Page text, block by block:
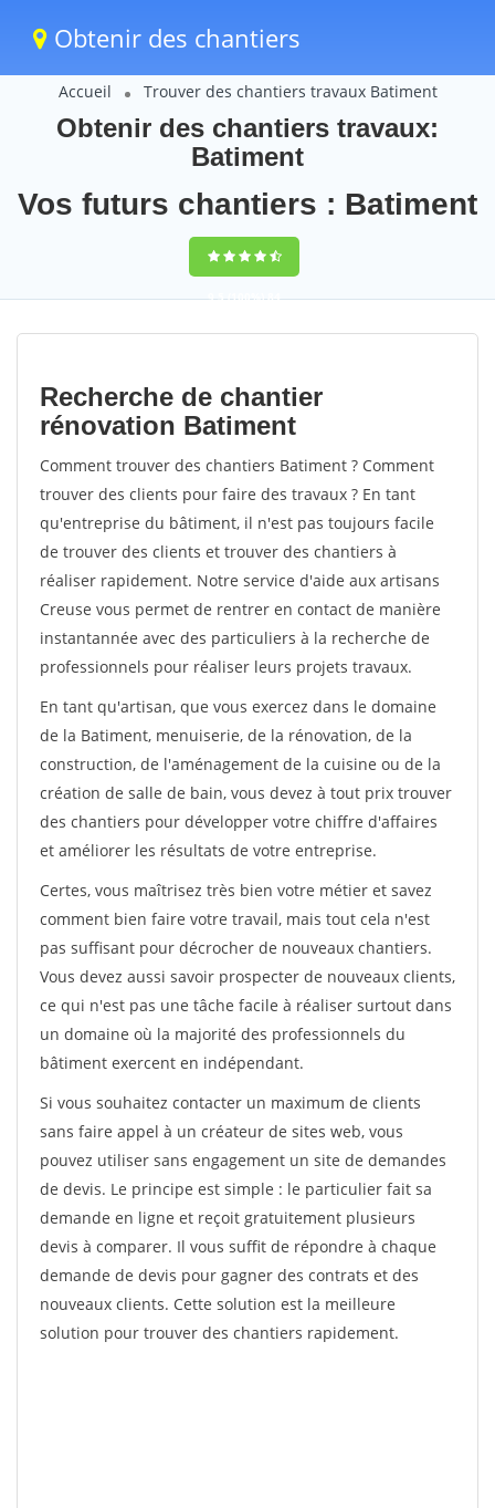
Obtenir des chantiers
Accueil Trouver des chantiers travaux Batiment
Obtenir des chantiers travaux:
Batiment
Vos futurs chantiers : Batiment
9,5(100%)84
votes
Recherche de chantier
rénovation Batiment
Comment trouver des chantiers Batiment ? Comment
trouver des clients pour faire des travaux ? En tant
qu'entreprise du bâtiment, il n'est pas toujours facile
de trouver des clients et trouver des chantiers à
réaliser rapidement. Notre service d'aide aux artisans
Creuse vous permet de rentrer en contact de manière
instantannée avec des particuliers à la recherche de
professionnels pour réaliser leurs projets travaux.
En tant qu'artisan, que vous exercez dans le domaine
de la Batiment, menuiserie, de la rénovation, de la
construction, de l'aménagement de la cuisine ou de la
création de salle de bain, vous devez à tout prix trouver
des chantiers pour développer votre chiffre d'affaires
et améliorer les résultats de votre entreprise.
Certes, vous maîtrisez très bien votre métier et savez
comment bien faire votre travail, mais tout cela n'est
pas suffisant pour décrocher de nouveaux chantiers.
Vous devez aussi savoir prospecter de nouveaux clients,
ce qui n'est pas une tâche facile à réaliser surtout dans
un domaine où la majorité des professionnels du
bâtiment exercent en indépendant.
Si vous souhaitez contacter un maximum de clients
sans faire appel à un créateur de sites web, vous
pouvez utiliser sans engagement un site de demandes
de devis. Le principe est simple : le particulier fait sa
demande en ligne et reçoit gratuitement plusieurs
devis à comparer. Il vous suffit de répondre à chaque
demande de devis pour gagner des contrats et des
nouveaux clients. Cette solution est la meilleure
solution pour trouver des chantiers rapidement.